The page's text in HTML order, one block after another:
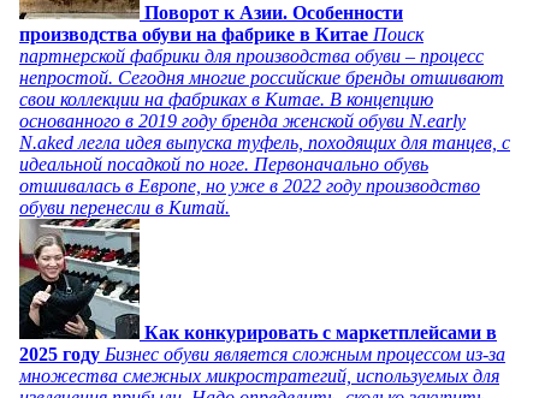
Поворот к Азии. Особенности
производства обуви на фабрике в Китае Поиск
партнерской фабрики для производства обуви – процесс
непростой. Сегодня многие российские бренды отшивают
свои коллекции на фабриках в Китае. В концепцию
основанного в 2019 году бренда женской обуви N.early
N.aked легла идея выпуска туфель, походящих для танцев, с
идеальной посадкой по ноге. Первоначально обувь
отшивалась в Европе, но уже в 2022 году производство
обуви перенесли в Китай.
Как конкурировать с маркетплейсами в
2025 году Бизнес обуви является сложным процессом из-за
множества смежных микростратегий, используемых для